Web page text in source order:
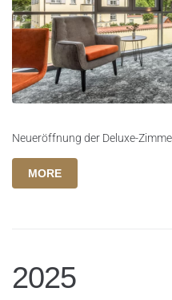
Neueröffnung der Deluxe-
MORE
2025